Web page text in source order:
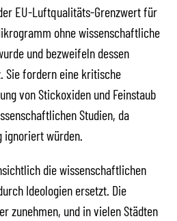
EU-Luftqualitäts-Grenzwert für
ohne wissenschaftliche
und bezweifeln dessen
Sie fordern eine kritische
von Stickoxiden und Feinstaub
Studien, da
ignoriert würden.
die wissenschaftlichen
Ideologien ersetzt. Die
zunehmen, und in vielen Städten